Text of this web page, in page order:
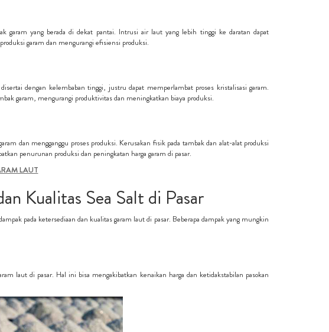
garam yang berada di dekat pantai. Intrusi air laut yang lebih tinggi ke daratan dapat
garam dan mengurangi efisiensi produksi.
dengan kelembaban tinggi, justru dapat memperlambat proses kristalisasi garam.
garam, mengurangi produktivitas dan meningkatkan biaya produksi.
dan mengganggu proses produksi. Kerusakan fisik pada tambak dan alat-alat produksi
penurunan produksi dan peningkatan harga garam di pasar.
LAUT
Kualitas Sea Salt di Pasar
pada ketersediaan dan kualitas garam laut di pasar. Beberapa dampak yang mungkin
laut di pasar. Hal ini bisa mengakibatkan kenaikan harga dan ketidakstabilan pasokan